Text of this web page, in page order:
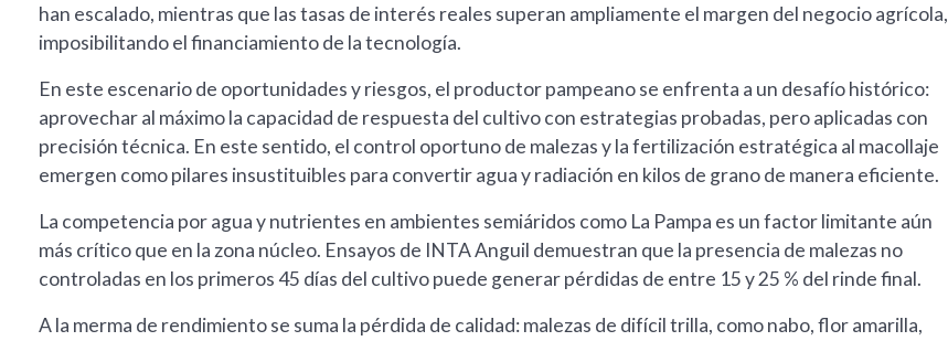
han escalado, mientras que las tasas de interés reales superan ampliamente el margen del negocio agrícola,
imposibilitando el financiamiento de la tecnología.
En este escenario de oportunidades y riesgos, el productor pampeano se enfrenta a un desafío histórico:
aprovechar al máximo la capacidad de respuesta del cultivo con estrategias probadas, pero aplicadas con
precisión técnica. En este sentido, el control oportuno de malezas y la fertilización estratégica al macollaje
emergen como pilares insustituibles para convertir agua y radiación en kilos de grano de manera eficiente.
La competencia por agua y nutrientes en ambientes semiáridos como La Pampa es un factor limitante aún
más crítico que en la zona núcleo. Ensayos de INTA Anguil demuestran que la presencia de malezas no
controladas en los primeros 45 días del cultivo puede generar pérdidas de entre 15 y 25 % del rinde final.
A la merma de rendimiento se suma la pérdida de calidad: malezas de difícil trilla, como nabo, flor amarilla,